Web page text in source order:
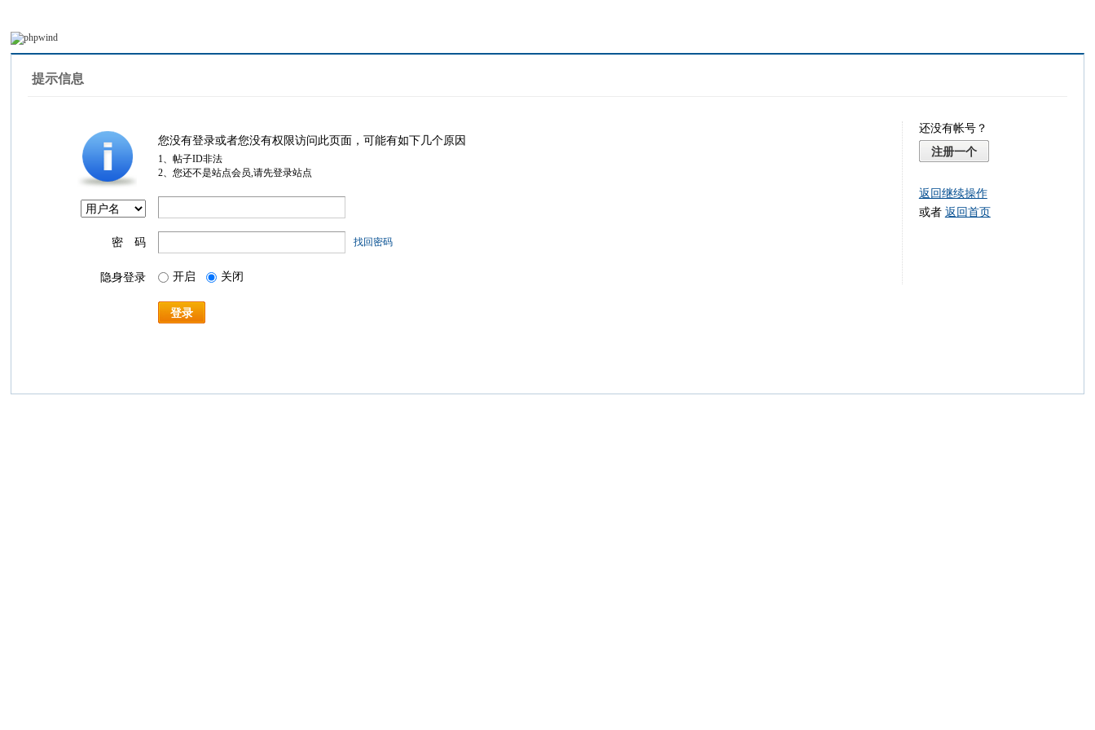
提示信息
您没有登录或者您没有权限访问此页面，可能有如下几个原因
1、帖子ID非法
2、您还不是站点会员,请先登录站点
密 码 找回密码
隐身登录 开启 关闭
登录
还没有帐号？
注册一个
返回继续操作
或者 返回首页